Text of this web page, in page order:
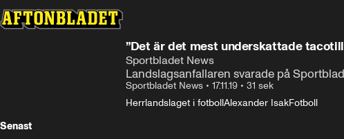
”Det är det mest underskattade
Sportbladet News
Landslagsanfallaren svarade på
Sportbladet News • 17.11.19 • 31 sek
Herrlandslaget i fotbollAlexander IsakFotboll
Senast